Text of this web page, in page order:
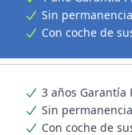
Sin permanencia
Con coche de
3 años Garantía
Sin permanencia
Con coche de